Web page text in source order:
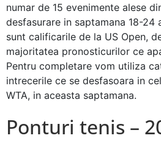
numar de 15 evenimente alese
desfasurare in saptamana 18-24
sunt calificarile de la US Open,
majoritatea pronosticurilor ce
Pentru completare vom utiliza
intrecerile ce se desfasoara in
WTA, in aceasta saptamana.
Ponturi tenis –